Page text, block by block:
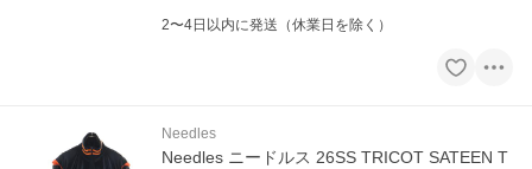
2〜4日以内に発送（休業日を除く）
Needles
Needles ニードルス 26SS TRICOT SATEEN T